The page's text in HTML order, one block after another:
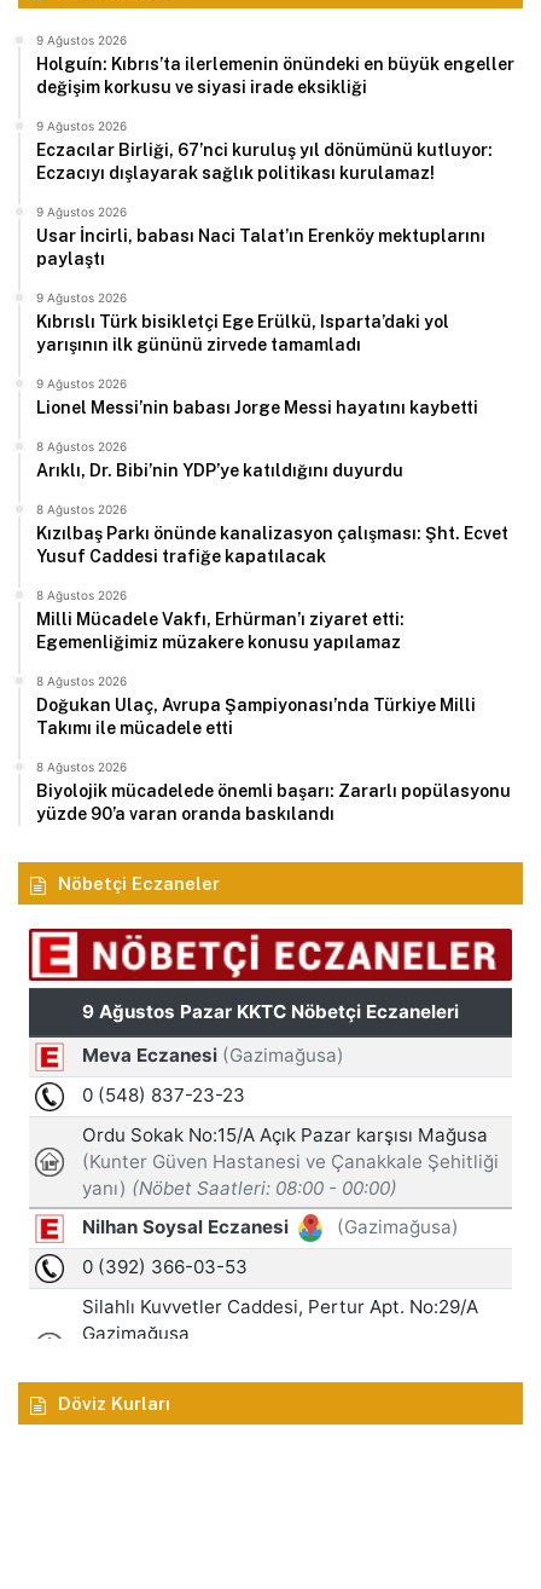
9 Ağustos 2026
Holguín: Kıbrıs’ta ilerlemenin önündeki en büyük engeller
değişim korkusu ve siyasi irade eksikliği
9 Ağustos 2026
Eczacılar Birliği, 67’nci kuruluş yıl dönümünü kutluyor:
Eczacıyı dışlayarak sağlık politikası kurulamaz!
9 Ağustos 2026
Usar İncirli, babası Naci Talat’ın Erenköy mektuplarını
paylaştı
9 Ağustos 2026
Kıbrıslı Türk bisikletçi Ege Erülkü, Isparta’daki yol
yarışının ilk gününü zirvede tamamladı
9 Ağustos 2026
Lionel Messi’nin babası Jorge Messi hayatını kaybetti
8 Ağustos 2026
Arıklı, Dr. Bibi’nin YDP’ye katıldığını duyurdu
8 Ağustos 2026
Kızılbaş Parkı önünde kanalizasyon çalışması: Şht. Ecvet
Yusuf Caddesi trafiğe kapatılacak
8 Ağustos 2026
Milli Mücadele Vakfı, Erhürman’ı ziyaret etti:
Egemenliğimiz müzakere konusu yapılamaz
8 Ağustos 2026
Doğukan Ulaç, Avrupa Şampiyonası’nda Türkiye Milli
Takımı ile mücadele etti
8 Ağustos 2026
Biyolojik mücadelede önemli başarı: Zararlı popülasyonu
yüzde 90’a varan oranda baskılandı
Nöbetçi Eczaneler
Döviz Kurları